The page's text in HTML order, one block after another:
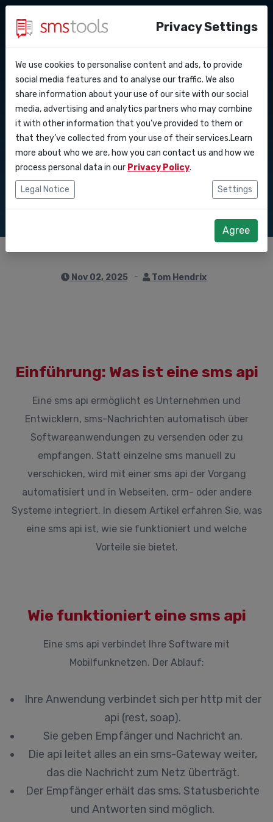
API Docs
Webhooks
Integrationen
Zapier
Warum smstools?
Blog
Service level agreement
Kontakt
Angebot anfordern
Was ist eine sms api
und wie
funktioniert sie
Nov 02, 2025 Tom Hendrix
Einführung: Was ist eine sms api
Eine sms api ermöglicht es Unternehmen und
Entwicklern, sms-Nachrichten automatisch über
Softwareanwendungen zu versenden oder zu
empfangen. Statt einzelne sms manuell zu
verschicken, wird mit einer sms api der Vorgang
automatisiert und in Webseiten, crm- oder andere
Systeme integriert. In diesem Artikel erfahren Sie, was
eine sms api ist, wie sie funktioniert und welche
Vorteile sie bietet.
Wie funktioniert eine sms api
Eine sms api verbindet Ihre Software mit
Mobilfunknetzen. Der Ablauf:
Ihre Anwendung verbindet sich per http mit der
api (rest, soap).
Sie geben Empfänger und Nachricht an.
Die api leitet alles an ein sms-Gateway weiter,
das die Nachricht zum Netz überträgt.
Der Empfänger erhält das sms. Statusberichte
und Antworten sind möglich.
Privacy Settings
We use cookies to personalise content and ads, to provide
social media features and to analyse our traffic. We also
share information about your use of our site with our social
media, advertising and analytics partners who may combine
it with other information that you’ve provided to them or
that they’ve collected from your use of their services.Learn
more about who we are, how you can contact us and how we
process personal data in our Privacy Policy.
Legal Notice Settings
Agree